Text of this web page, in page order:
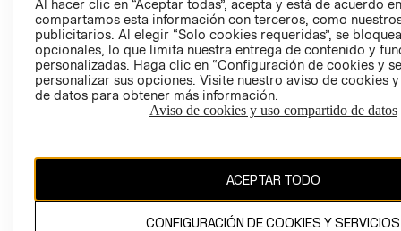
Colombia ($)
CAMBIAR REGIÓN
El contenido de esta página web está protegido por copyright y es
propiedad de H&M Hennes & Mauritz AB.
Al hacer clic en “Aceptar todas”, acepta y está de acuerdo
compartamos esta información con terceros, como
publicitarios. Al elegir “Solo cookies requeridas”, se
opcionales, lo que limita nuestra entrega de contenido y
personalizadas. Haga clic en “Configuración de cookies y
personalizar sus opciones. Visite nuestro aviso de cookies
de datos para obtener más información.
Aviso de cookies y uso compartido de datos
ACEPTAR TODO
CONFIGURACIÓN DE COOKIES Y SERVICIOS